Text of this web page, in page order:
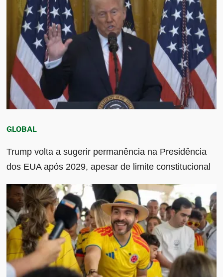
GLOBAL
Trump volta a sugerir permanência na Presidência
dos EUA após 2029, apesar de limite constitucional